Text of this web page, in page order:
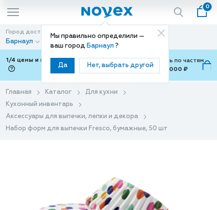
Мы правильно определили —
ваш город Барнаул ?
Да Нет, выбрать другой
0
Город доставки
Барнаул
Способ доставки
Доставка
1/4 цены и покупки ваши с Подели
Можно оплатить по частям
от 700 ₽ до 15,000 ₽
Главная Каталог
Для кухни
Кухонный инвентарь
Аксессуары для выпечки, лепки и декора
Набор форм для выпечки Fresco, бумажные, 50 шт